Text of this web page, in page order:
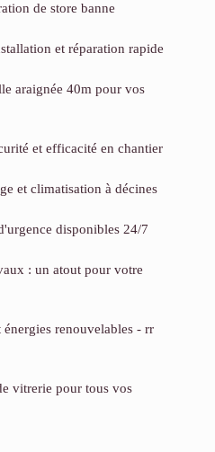
de store banne
et réparation rapide
araignée 40m pour vos
et efficacité en chantier
et climatisation à décines
disponibles 24/7
: un atout pour votre
renouvelables - rr
vitrerie pour tous vos